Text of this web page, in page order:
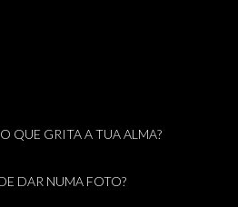
QUE GRITA A TUA ALMA?
DAR NUMA FOTO?